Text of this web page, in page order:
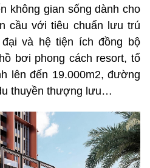
không gian sống dành cho
cầu với tiêu chuẩn lưu trú
và hệ tiện ích đồng bộ
bơi phong cách resort, tổ
lên đến 19.000m2, đường
thuyền thượng lưu…